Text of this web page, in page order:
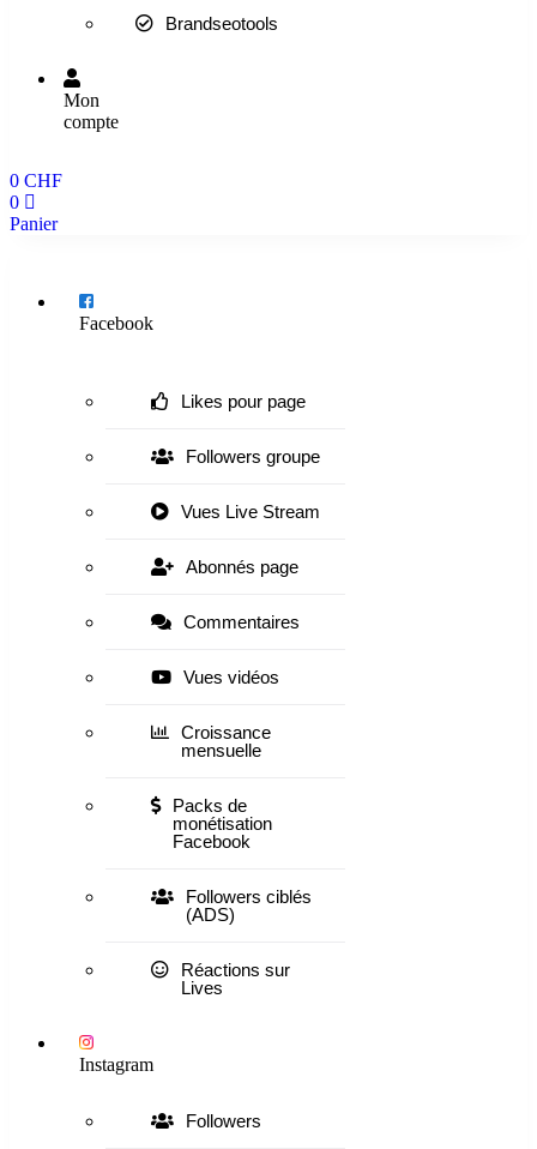
Brandseotools
Mon
compte
0 CHF
0
Panier
Facebook
Likes pour page
Followers groupe
Vues Live Stream
Abonnés page
Commentaires
Vues vidéos
Croissance
mensuelle
Packs de
monétisation
Facebook
Followers ciblés
(ADS)
Réactions sur
Lives
Instagram
Followers